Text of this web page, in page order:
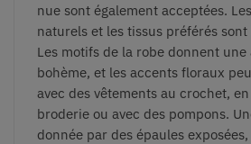
nue sont également acceptées.
naturels et les tissus préférés
Les motifs de la robe donnent
bohème, et les accents floraux
avec des vêtements au crochet,
broderie ou avec des pompons.
donnée par des épaules